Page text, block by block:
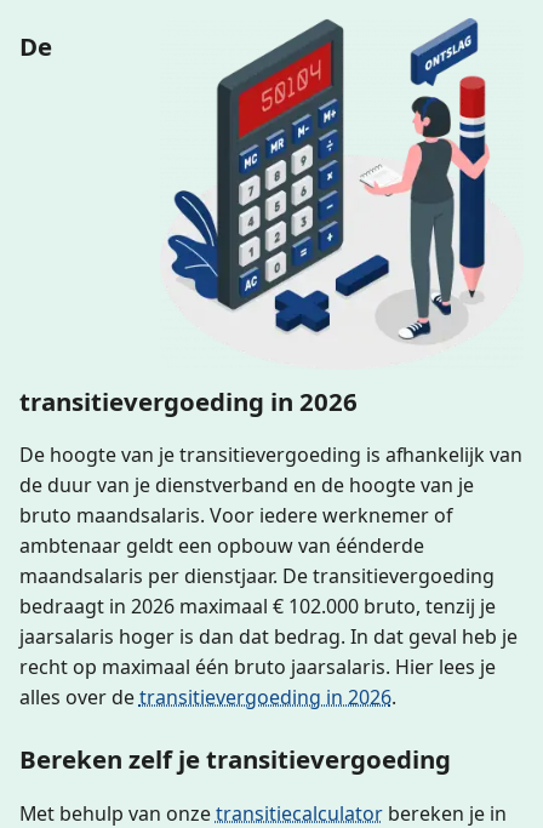
De
transitievergoeding in 2026
De hoogte van je transitievergoeding is afhankelijk van
de duur van je dienstverband en de hoogte van je
bruto maandsalaris. Voor iedere werknemer of
ambtenaar geldt een opbouw van éénderde
maandsalaris per dienstjaar. De transitievergoeding
bedraagt in 2026 maximaal € 102.000 bruto, tenzij je
jaarsalaris hoger is dan dat bedrag. In dat geval heb je
recht op maximaal één bruto jaarsalaris. Hier lees je
alles over detransitievergoeding in 2026.
Bereken zelf je transitievergoeding
Met behulp van onzetransitiecalculatorbereken je in